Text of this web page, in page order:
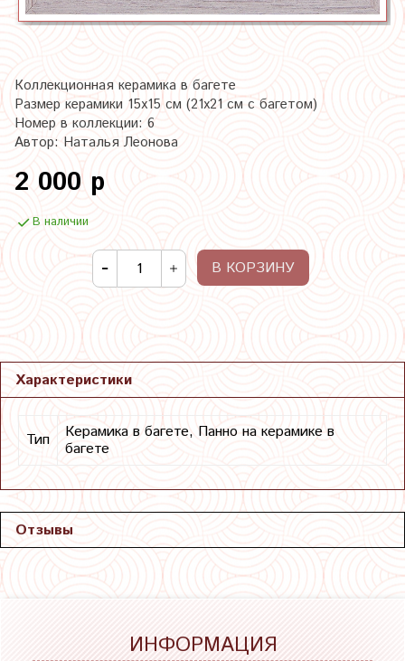
Коллекционная керамика в багете
Размер керамики 15х15 см (21х21 см с багетом)
Номер в коллекции: 6
Автор: Наталья Леонова
2 000 р
В наличии
В КОРЗИНУ
Характеристики
Тип
Керамика в багете, Панно на керамике в
багете
Отзывы
ИНФОРМАЦИЯ